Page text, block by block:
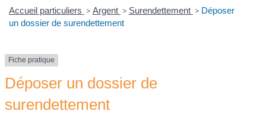
Accueil particuliers > Argent > Surendettement > Déposer
un dossier de surendettement
Fiche pratique
Déposer un dossier de
surendettement